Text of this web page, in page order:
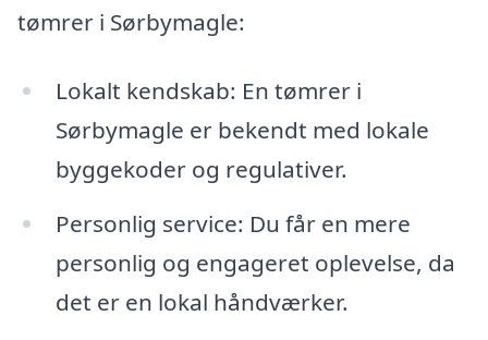
tømrer i Sørbymagle:
Lokalt kendskab: En tømrer i
Sørbymagle er bekendt med lokale
byggekoder og regulativer.
Personlig service: Du får en mere
personlig og engageret oplevelse, da
det er en lokal håndværker.